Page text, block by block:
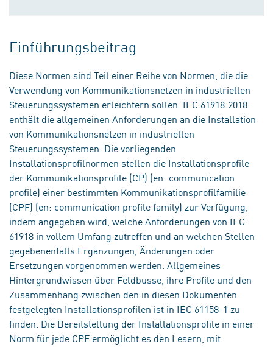
Einführungsbeitrag
Diese Normen sind Teil einer Reihe von Normen, die die
Verwendung von Kommunikationsnetzen in industriellen
Steuerungssystemen erleichtern sollen. IEC 61918:2018
enthält die allgemeinen Anforderungen an die Installation
von Kommunikationsnetzen in industriellen
Steuerungssystemen. Die vorliegenden
Installationsprofilnormen stellen die Installationsprofile
der Kommunikationsprofile (CP) (en: communication
profile) einer bestimmten Kommunikationsprofilfamilie
(CPF) (en: communication profile family) zur Verfügung,
indem angegeben wird, welche Anforderungen von IEC
61918 in vollem Umfang zutreffen und an welchen Stellen
gegebenenfalls Ergänzungen, Änderungen oder
Ersetzungen vorgenommen werden. Allgemeines
Hintergrundwissen über Feldbusse, ihre Profile und den
Zusammenhang zwischen den in diesen Dokumenten
festgelegten Installationsprofilen ist in IEC 61158-1 zu
finden. Die Bereitstellung der Installationsprofile in einer
Norm für jede CPF ermöglicht es den Lesern, mit